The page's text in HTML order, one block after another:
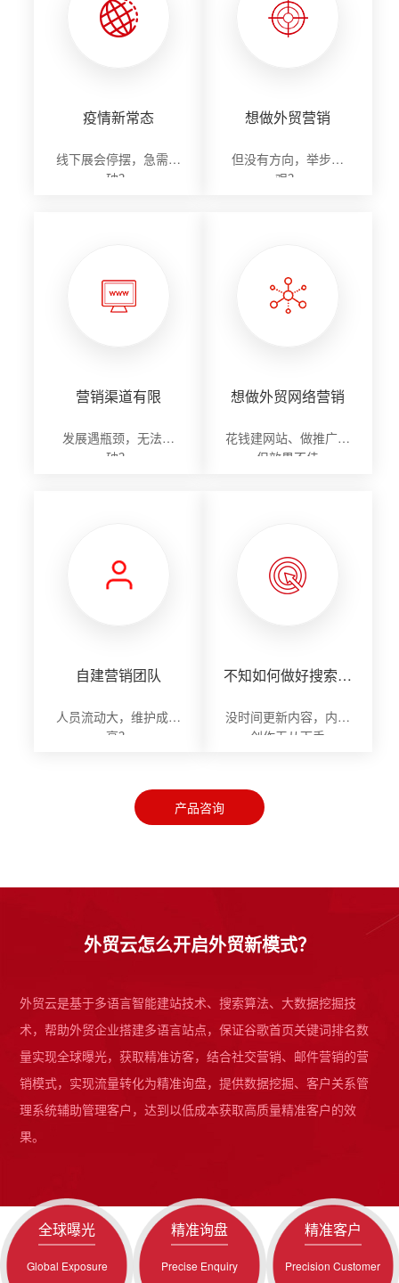
想做外贸营销
但没有方向，举步维
艰？
疫情新常态
线下展会停摆，急需突
破？
想做外贸网络营销
花钱建网站、做推广，
但效果不佳
营销渠道有限
发展遇瓶颈，无法突
破？
不知如何做好搜索营
没时间更新内容，内容
创作无从下手
自建营销团队
人员流动大，维护成本
高？
产品咨询
外贸云怎么开启外贸新模式？
外贸云是基于多语言智能建站技术、搜索算法、大数据挖掘技
术，帮助外贸企业搭建多语言站点，保证谷歌首页关键词排名数
量实现全球曝光，获取精准访客，结合社交营销、邮件营销的营
销模式，实现流量转化为精准询盘，提供数据挖掘、客户关系管
理系统辅助管理客户，达到以低成本获取高质量精准客户的效
果。
全球曝光
Global Exposure
精准询盘
Precise Enquiry
精准客户
Precision Customer